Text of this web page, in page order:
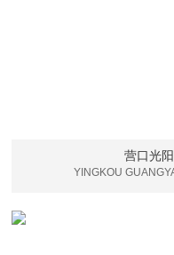
营口光
YINGKOU